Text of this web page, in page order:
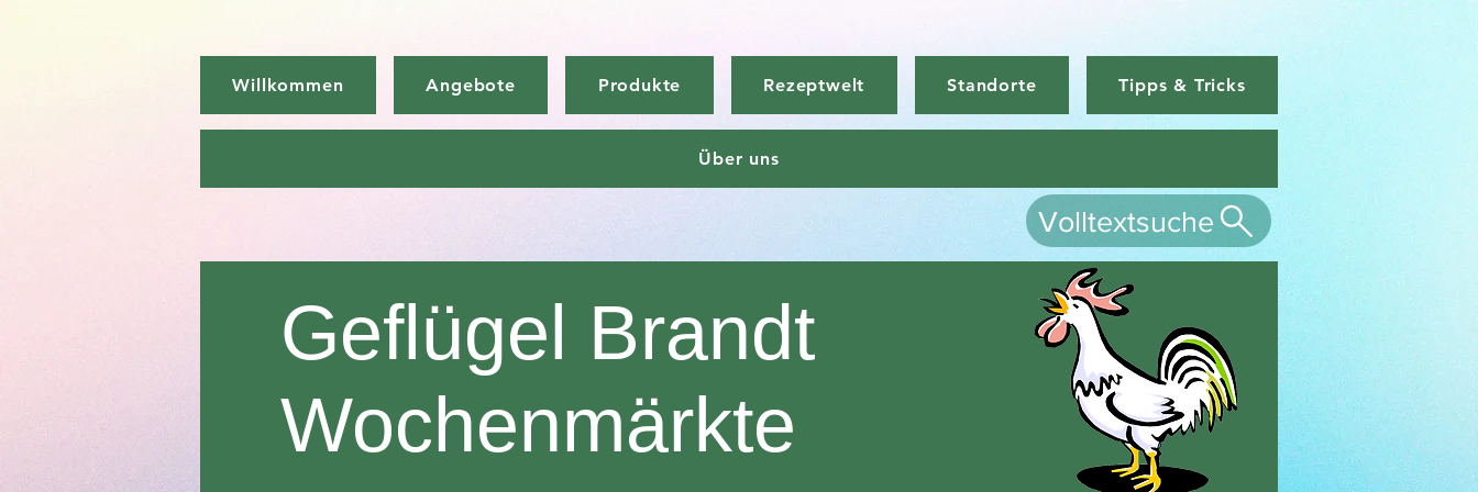
Willkommen Angebote Produkte Rezeptwelt Standorte Tipps & Tricks
Über uns
Volltextsuche
Geflügel Brandt
Wochenmärkte